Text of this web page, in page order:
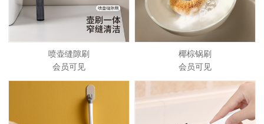
喷壶缝隙刷
会员可见
椰棕锅刷
会员可见